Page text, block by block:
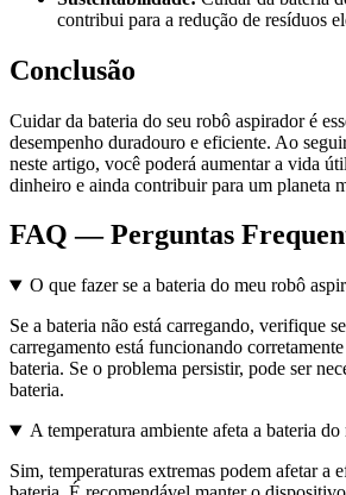
contribui para a redução de resíduos
Conclusão
Cuidar da bateria do seu robô aspirador é
desempenho duradouro e eficiente. Ao
neste artigo, você poderá aumentar a vida
dinheiro e ainda contribuir para um planeta
FAQ — Perguntas
O que fazer se a bateria do meu robô
Se a bateria não está carregando, verifique
carregamento está funcionando
bateria. Se o problema persistir, pode ser
bateria.
A temperatura ambiente afeta a bateria
Sim, temperaturas extremas podem afetar a